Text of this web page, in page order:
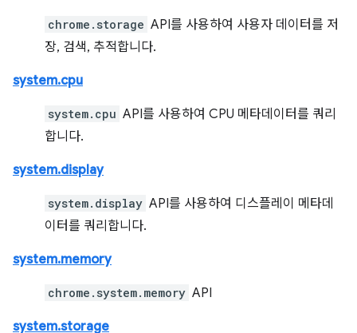
chrome.storage API를 사용하여 사용자 데이터를 저
장, 검색, 추적합니다.
system.cpu
system.cpu API를 사용하여 CPU 메타데이터를 쿼리
합니다.
system.display
system.display API를 사용하여 디스플레이 메타데
이터를 쿼리합니다.
system.memory
chrome.system.memory API
system.storage